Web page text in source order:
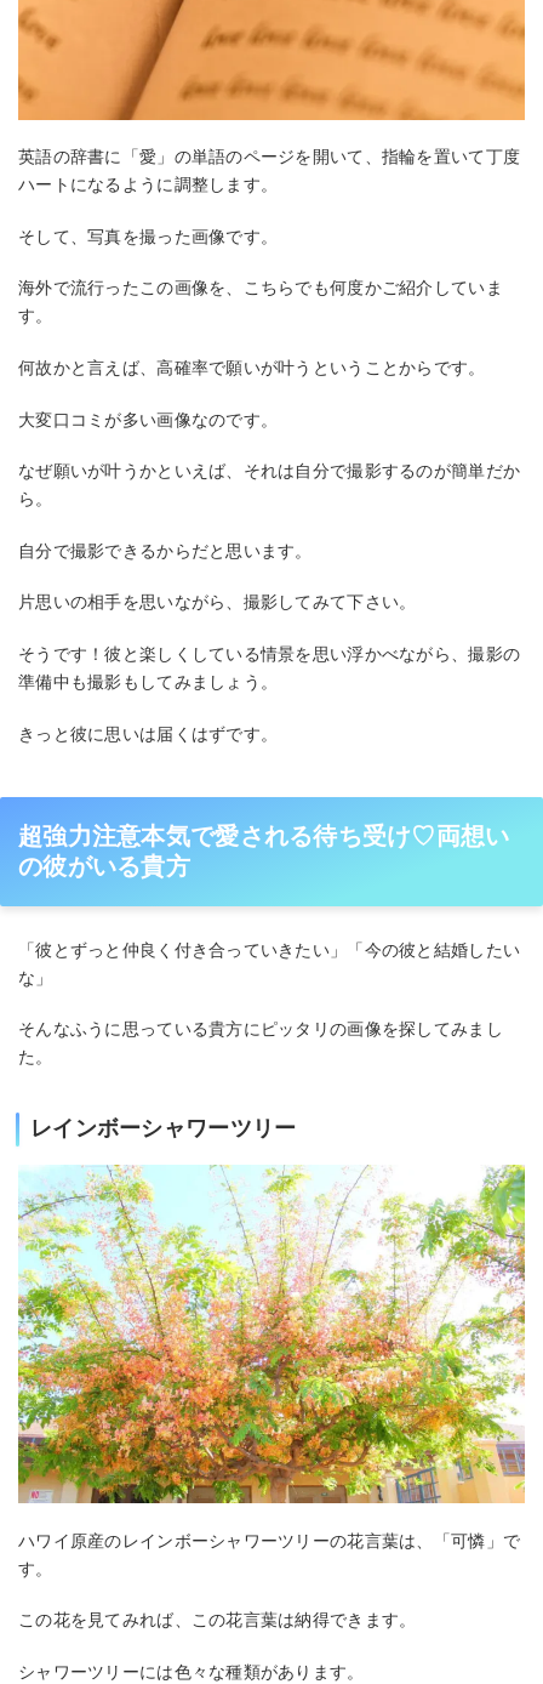
英語の辞書に「愛」の単語のページを開いて、指輪を置いて丁度
ハートになるように調整します。
そして、写真を撮った画像です。
海外で流行ったこの画像を、こちらでも何度かご紹介していま
す。
何故かと言えば、高確率で願いが叶うということからです。
大変口コミが多い画像なのです。
なぜ願いが叶うかといえば、それは自分で撮影するのが簡単だか
ら。
自分で撮影できるからだと思います。
片思いの相手を思いながら、撮影してみて下さい。
そうです！彼と楽しくしている情景を思い浮かべながら、撮影の
準備中も撮影もしてみましょう。
きっと彼に思いは届くはずです。
超強力注意本気で愛される待ち受け♡両想い
の彼がいる貴方
「彼とずっと仲良く付き合っていきたい」「今の彼と結婚したい
な」
そんなふうに思っている貴方にピッタリの画像を探してみまし
た。
レインボーシャワーツリー
ハワイ原産のレインボーシャワーツリーの花言葉は、「可憐」で
す。
この花を見てみれば、この花言葉は納得できます。
シャワーツリーには色々な種類があります。